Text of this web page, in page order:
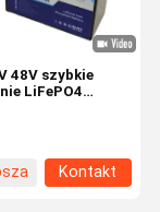
48V szybkie
LiFePO4
z
w BMS
Kontakt